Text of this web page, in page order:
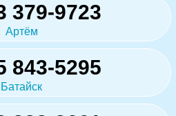
379-9723
Артём
843-5295
Батайск